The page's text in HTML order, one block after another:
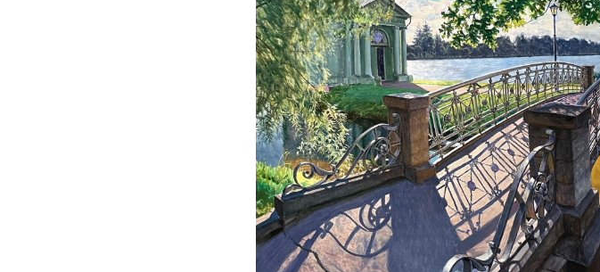
Гатчинский парк. Павильон Венеры.
70х70
холст/масло
2025